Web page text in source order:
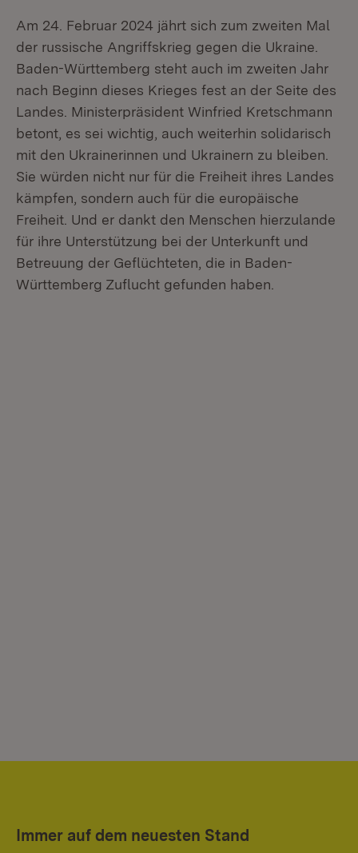
Am 24. Februar 2024 jährt sich zum zweiten Mal
der russische Angriffskrieg gegen die Ukraine.
Baden-Württemberg steht auch im zweiten Jahr
nach Beginn dieses Krieges fest an der Seite des
Landes. Ministerpräsident Winfried Kretschmann
betont, es sei wichtig, auch weiterhin solidarisch
mit den Ukrainerinnen und Ukrainern zu bleiben.
Sie würden nicht nur für die Freiheit ihres Landes
kämpfen, sondern auch für die europäische
Freiheit. Und er dankt den Menschen hierzulande
für ihre Unterstützung bei der Unterkunft und
Betreuung der Geflüchteten, die in Baden-
Württemberg Zuflucht gefunden haben.
Immer auf dem neuesten Stand